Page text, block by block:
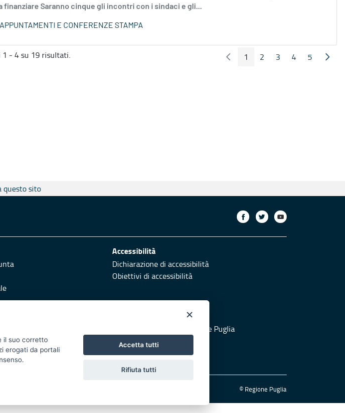
finanziare Saranno cinque gli incontri con i sindaci e gli...
APPUNTAMENTI E CONFERENZE STAMPA
1 - 4 su 19 risultati. Pagina Precedente
Pagina
1 Pagina
2 Pagina
3 Pagina
4 Pagina
5
questo sito
Accessibilità
Dichiarazione di accessibilità
Obiettivi di accessibilità
Vai al sito di Protezione Civile Puglia
© Regione Puglia
×
il suo corretto
erogati da portali
Accetta tutti
Rifiuta tutti